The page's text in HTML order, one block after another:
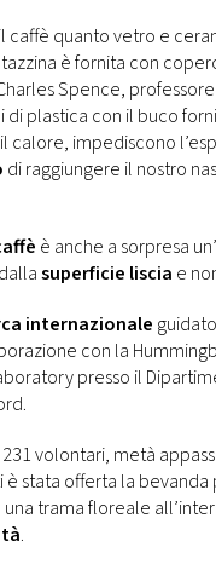
caffè quanto vetro e
è fornita con
Spence,
di plastica con il buco
impediscono
di raggiungere il nostro
è anche a sorpresa
superficie liscia e
internazionale
con la
presso il
volontari, metà
è stata offerta la
trama floreale
.